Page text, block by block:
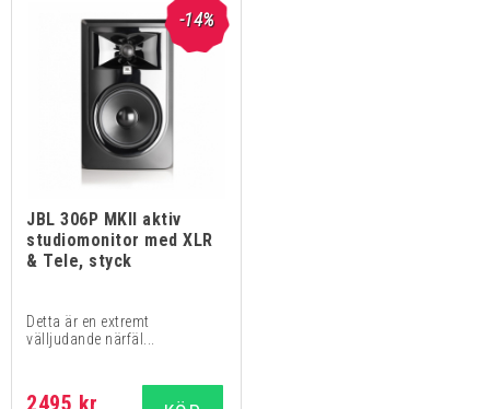
-14%
JBL 306P MKII aktiv
studiomonitor med XLR
& Tele, styck
Detta är en extremt
välljudande närfäl...